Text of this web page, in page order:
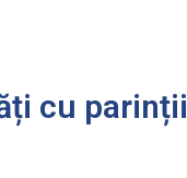
cu parinții